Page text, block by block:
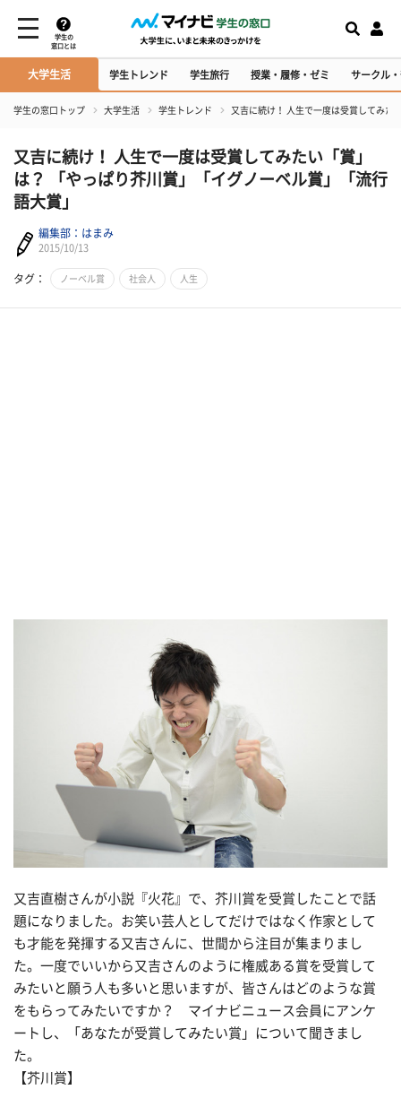
学生の
窓口とは
大学生活 学生トレンド 学生旅行 授業・履修・ゼミ サークル
学生の窓口トップ 大学生活 学生トレンド 又吉に続け！ 人生で一度は受賞してみた
又吉に続け！ 人生で一度は受賞してみたい「賞」
は？ 「やっぱり芥川賞」「イグノーベル賞」「流行
語大賞」
編集部：はまみ
2015/10/13
タグ： ノーベル賞 社会人 人生
又吉直樹さんが小説『火花』で、芥川賞を受賞したことで話
題になりました。お笑い芸人としてだけではなく作家として
も才能を発揮する又吉さんに、世間から注目が集まりまし
た。一度でいいから又吉さんのように権威ある賞を受賞して
みたいと願う人も多いと思いますが、皆さんはどのような賞
をもらってみたいですか？ マイナビニュース会員にアンケ
ートし、「あなたが受賞してみたい賞」について聞きまし
た。
【芥川賞】